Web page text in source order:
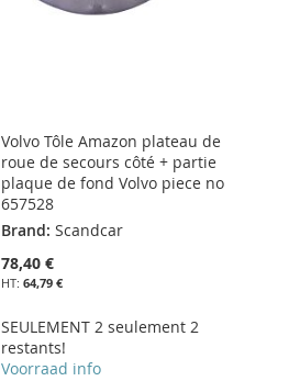
Volvo Tôle Amazon plateau de
roue de secours côté + partie
plaque de fond Volvo piece no
657528
Brand: Scandcar
78,40 €
64,79 €
SEULEMENT 2 seulement 2
restants!
Voorraad info